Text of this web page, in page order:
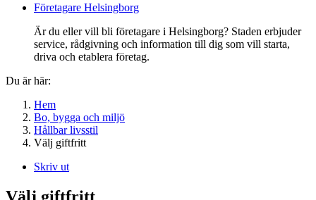
Företagare Helsingborg
Är du eller vill bli företagare i Helsingborg? Staden erbjuder
service, rådgivning och information till dig som vill starta,
driva och etablera företag.
Du är här:
Hem
Bo, bygga och miljö
Hållbar livsstil
Välj giftfritt
Skriv ut
Välj giftfritt